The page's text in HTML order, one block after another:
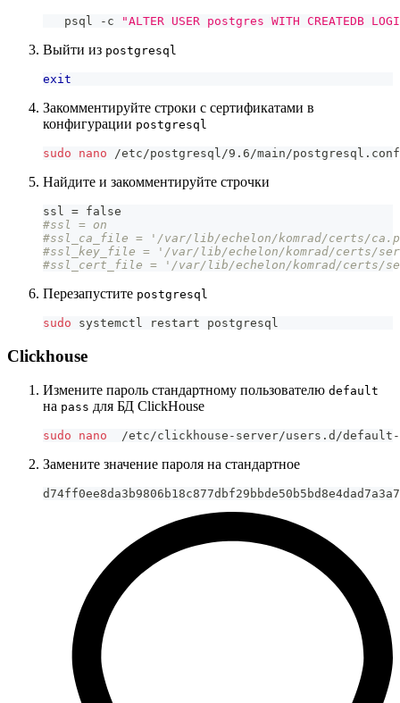
   psql
- c "ALTER USER postgres WITH CREATEDB
Выйти из postgresql
exit
Закомментируйте строки с сертификатами в
конфигурации postgresql
sudo nano /etc/postgresql/9.6/main/postgresql.conf
Найдите и закомментируйте строчки
ssl = false
#ssl = on
#ssl_ca_file = '/var/lib/echelon/komrad/certs/
#ssl_key_file = '/var/lib/echelon/komrad/certs/
#ssl_cert_file = '/var/lib/echelon/komrad/certs/
Перезапустите postgresql
sudo systemctl restart postgresql
Clickhouse
Измените пароль стандартному пользователю default
на pass для БД ClickHouse
sudo nano
/etc/clickhouse-server/users.d/
Замените значение пароля на стандартное